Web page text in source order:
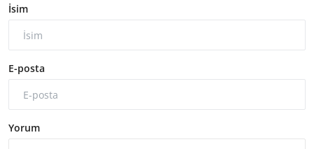
İsim
E-posta
Yorum